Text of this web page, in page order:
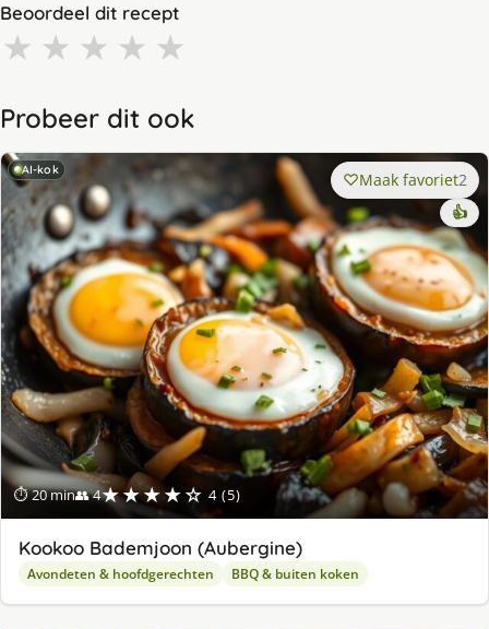
Beoordeel dit recept
★ ★ ★ ★ ★
Probeer dit ook
AI-kok
⏱ 20 min👥 4★★★★☆ 4 (5)
Maak favoriet2
👍
Kookoo Bademjoon (Aubergine)
Avondeten & hoofdgerechten BBQ & buiten koken